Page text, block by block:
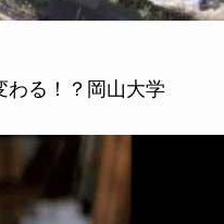
わる！？岡山大学